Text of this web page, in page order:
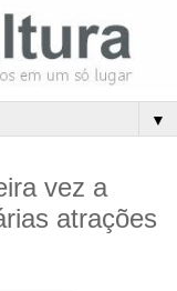
▼
vez a
atrações